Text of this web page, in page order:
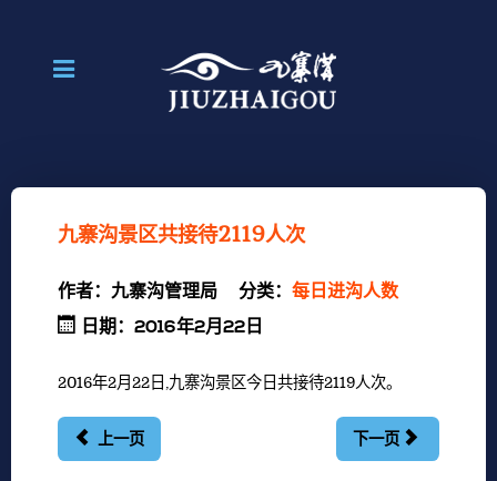
九寨沟景区共接待2119人次
作者： 九寨沟管理局 分类： 每日进沟人数
日期：2016年2月22日
2016年2月22日,九寨沟景区今日共接待2119人次。
上一页 下一页